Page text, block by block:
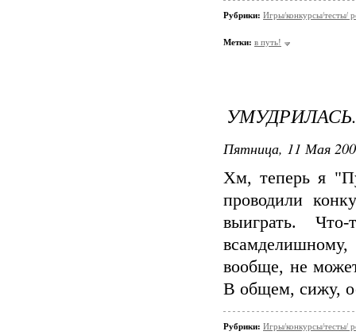
Рубрики: Игры/конкурсы/тесты/
Метки: в путь!
Пятница, 11 Мая
Хм, теперь я
проводили
выиграть.
вообще, не
В общем, сижу,
Рубрики: Игры/конкурсы/тесты/